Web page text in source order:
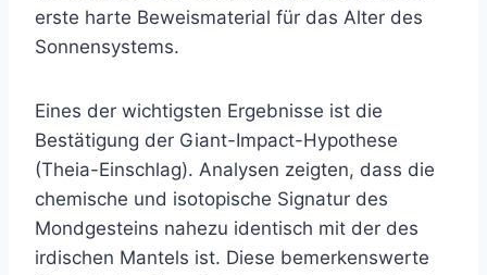
erste harte Beweismaterial für das Alter des
Sonnensystems.
Eines der wichtigsten Ergebnisse ist die
Bestätigung der Giant-Impact-Hypothese
(Theia-Einschlag). Analysen zeigten, dass die
chemische und isotopische Signatur des
Mondgesteins nahezu identisch mit der des
irdischen Mantels ist. Diese bemerkenswerte